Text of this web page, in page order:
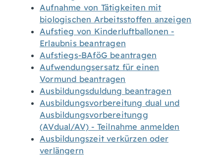
Aufnahme von Tätigkeiten mit
biologischen Arbeitsstoffen anzeigen
Aufstieg von Kinderluftballonen -
Erlaubnis beantragen
Aufstiegs-BAföG beantragen
Aufwendungsersatz für einen
Vormund beantragen
Ausbildungsduldung beantragen
Ausbildungsvorbereitung dual und
Ausbildungsvorbereitungg
(AVdual/AV) - Teilnahme anmelden
Ausbildungszeit verkürzen oder
verlängern